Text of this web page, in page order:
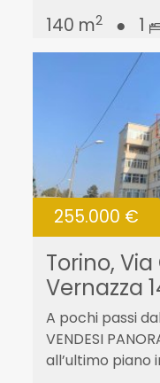
140 m2 ● 1
255.000 €
Torino,
Vernazza
A pochi passi
VENDESI
all’ultimo piano